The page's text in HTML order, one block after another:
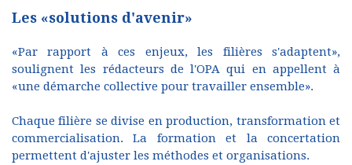
Les «solutions d'avenir»
«Par rapport à ces enjeux, les filières s'adaptent»,
soulignent les rédacteurs de l'OPA qui en appellent à
«une démarche collective pour travailler ensemble».
Chaque filière se divise en production, transformation et
commercialisation. La formation et la concertation
permettent d'ajuster les méthodes et organisations.